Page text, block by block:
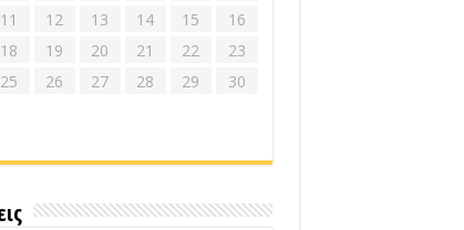
11 12 13 14 15
16
18 19 20 21 22
23
25 26 27 28 29
30